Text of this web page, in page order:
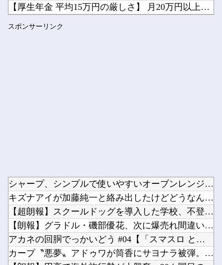
【厚生年金 平均15万円の厳しさ】 月20万円以上はわずか1...
スポンサーリンク
シャープ、シンプルで使いやすいオーブンレンジ「RE-WF18...
キズナアイが加藤純一と絡み出したけどどうなんだ？他
【超朗報】スクールドッグを導入した学校、不登校が激減→JK「...
【朗報】グラドル・磯部優花、次に爆売れ間違いなしのイベントが...
アカネの回胴でっかいどう #04【「スマスロ とある魔術の禁...
カープ〝悪夢〟アドゥワが筒香にサヨナラ被弾。坂倉11号！斉藤...